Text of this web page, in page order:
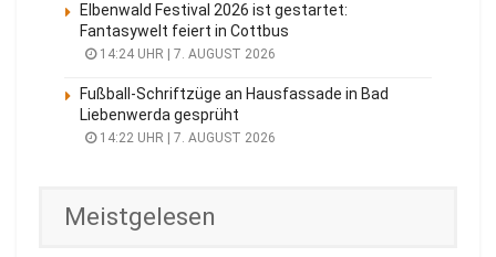
Elbenwald Festival 2026 ist gestartet:
Fantasywelt feiert in Cottbus
14:24 UHR | 7. AUGUST 2026
Fußball-Schriftzüge an Hausfassade in Bad
Liebenwerda gesprüht
14:22 UHR | 7. AUGUST 2026
Meistgelesen